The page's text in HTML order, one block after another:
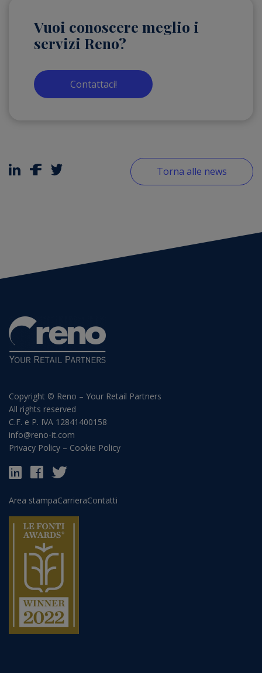
Vuoi conoscere meglio i
servizi Reno?
Contattaci!
Torna alle news
Copyright © Reno – Your Retail Partners
All rights reserved
C.F. e P. IVA 12841400158
info@reno-it.com
Privacy Policy – Cookie Policy
Area stampaCarrieraContatti